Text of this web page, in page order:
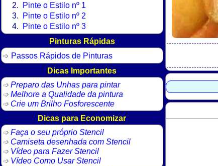
Pinte o Estilo nº 1
Pinte o Estilo nº 2
Pinte o Estilo nº 3
Pinturas Rápidas
Passos Rápidos de Pinturas
Dicas Importantes
Preparo das Unhas para pintar
Melhore a Qualidade da pintura
Crie um Brilho Fosforescente
Dicas para Economizar
Faça o seu próprio Stencil
Camiseta desenhada com Stencil
Vídeo para Fazer Stencil
Vídeo Como Usar Stencil